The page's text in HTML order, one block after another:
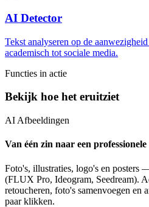
AI Detector
Tekst analyseren op de
academisch tot sociale media.
Functies in actie
Bekijk hoe het eruitziet
AI Afbeeldingen
Van één zin naar een
Foto's, illustraties, logo's en posters
(FLUX Pro, Ideogram, Seedream).
retoucheren, foto's samenvoegen en
paar klikken.